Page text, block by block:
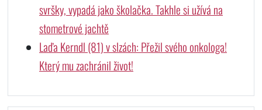
svršky, vypadá jako školačka. Takhle si užívá na
stometrové jachtě
Laďa Kerndl (81) v slzách: Přežil svého onkologa!
Který mu zachránil život!